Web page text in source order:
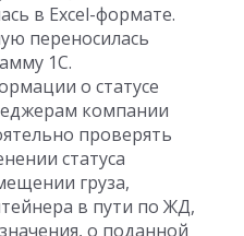
в Excel-формате.
переносилась
1С.
о статусе
компании
проверять
статуса
груза,
в пути по ЖД,
о поданной